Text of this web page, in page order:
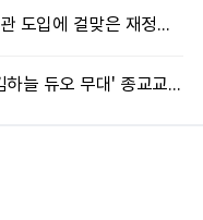
추미애, “소방 국가직화·지방노동감독관 도입에 걸맞은 재정체계 완성해야”
제72회 광화문음악회, 20일 '김대환·김하늘 듀오 무대' 종교교회서 무료 개최